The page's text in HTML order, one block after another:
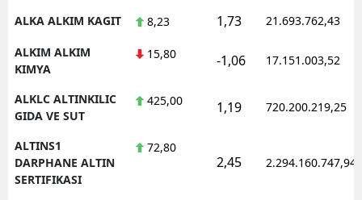
ALKA ALKIM KAGIT 8,23 1,73 21.693.762,43
ALKIM ALKIM
KIMYA
15,80 -1,06 17.151.003,52
ALKLC ALTINKILIC
GIDA VE SUT
425,00 1,19 720.200.219,25
ALTINS1
DARPHANE ALTIN
SERTIFIKASI
72,80
2,45 2.294.160.747,94